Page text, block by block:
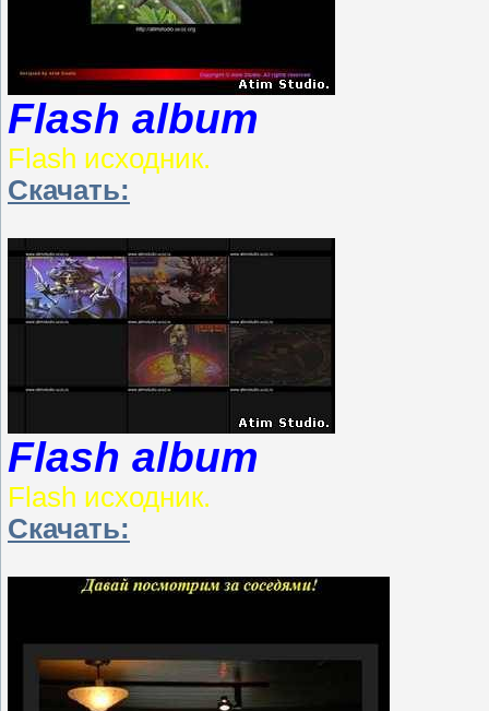
Flash album
Flash исходник.
Скачать:
Flash album
Flash исходник.
Скачать: